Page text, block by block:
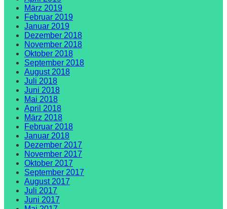
März 2019
Februar 2019
Januar 2019
Dezember 2018
November 2018
Oktober 2018
September 2018
August 2018
Juli 2018
Juni 2018
Mai 2018
April 2018
März 2018
Februar 2018
Januar 2018
Dezember 2017
November 2017
Oktober 2017
September 2017
August 2017
Juli 2017
Juni 2017